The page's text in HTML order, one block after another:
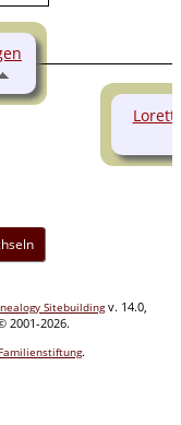
Sitebuildingv. 14.0,
2001-2026.
.